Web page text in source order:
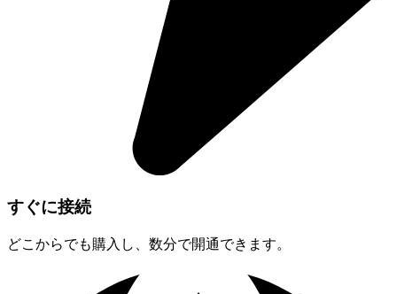
すぐに接続
どこからでも購入し、数分で開通できます。